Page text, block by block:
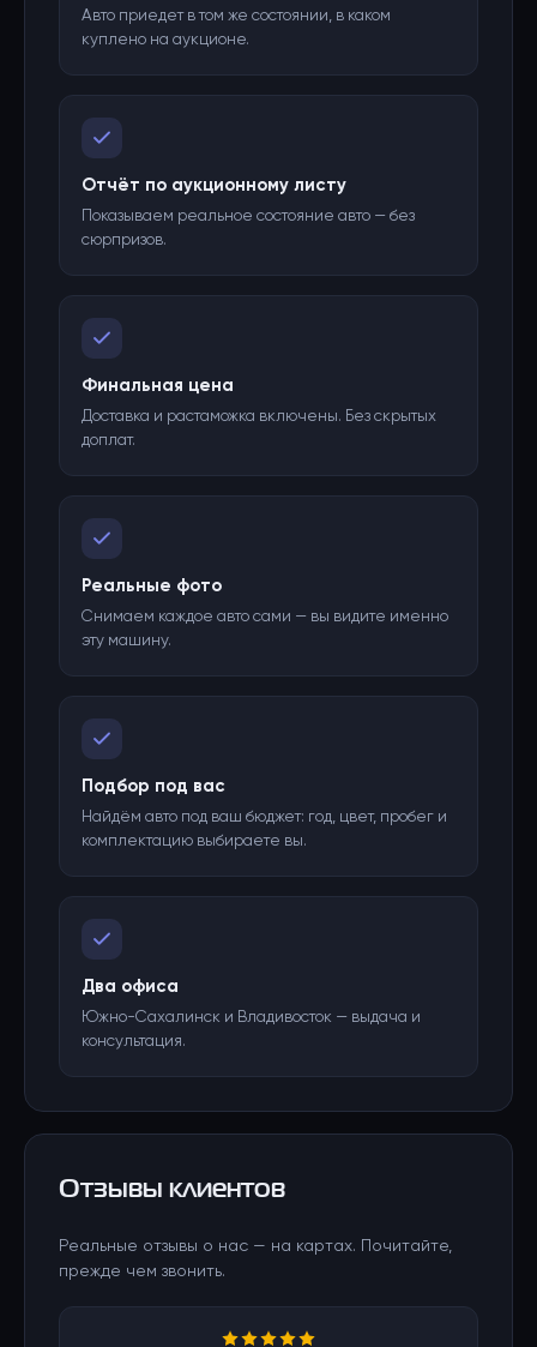
Авто приедет в том же состоянии, в каком
куплено на аукционе.
Отчёт по аукционному листу
Показываем реальное состояние авто — без
сюрпризов.
Финальная цена
Доставка и растаможка включены. Без скрытых
доплат.
Реальные фото
Снимаем каждое авто сами — вы видите именно
эту машину.
Подбор под вас
Найдём авто под ваш бюджет: год, цвет, пробег и
комплектацию выбираете вы.
Два офиса
Южно-Сахалинск и Владивосток — выдача и
консультация.
Отзывы клиентов
Реальные отзывы о нас — на картах. Почитайте,
прежде чем звонить.